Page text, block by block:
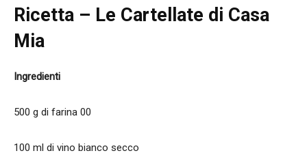
Ricetta – Le Cartellate di Casa
Mia
Ingredienti
500 g di farina 00
100 ml di vino bianco secco